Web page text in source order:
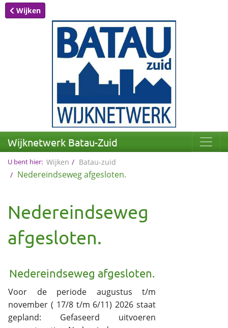
Wijken
Wijknetwerk Batau-Zuid
U bent hier: Wijken Batau-zuid
Nedereindseweg afgesloten.
Nedereindseweg
afgesloten.
Nedereindseweg afgesloten.
Voor de periode augustus t/m
november ( 17/8 t/m 6/11) 2026 staat
gepland: Gefaseerd uitvoeren